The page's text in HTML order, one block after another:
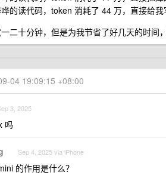
的读代码，token 消耗了 44 万，直接给我
二十分钟，但是为我节省了好几天的时间
04 19:09:15 +08:00
3, 2025
吗
Sep 4, 2025 via iPhone
的作用是什么？